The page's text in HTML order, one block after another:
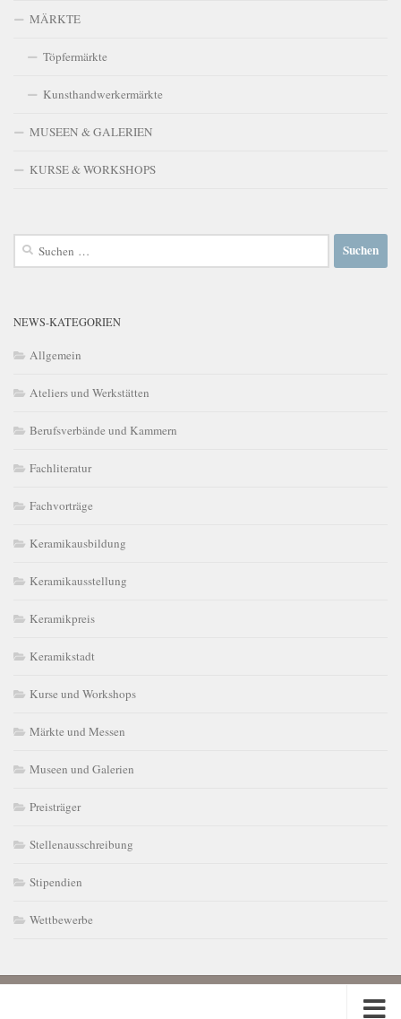
MÄRKTE
Töpfermärkte
Kunsthandwerkermärkte
MUSEEN & GALERIEN
KURSE & WORKSHOPS
Suchen
NEWS-KATEGORIEN
Allgemein
Ateliers und Werkstätten
Berufsverbände und Kammern
Fachliteratur
Fachvorträge
Keramikausbildung
Keramikausstellung
Keramikpreis
Keramikstadt
Kurse und Workshops
Märkte und Messen
Museen und Galerien
Preisträger
Stellenausschreibung
Stipendien
Wettbewerbe